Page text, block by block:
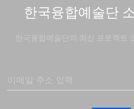
한국융합예술단
한국융합예술단의 최신 프로젝트